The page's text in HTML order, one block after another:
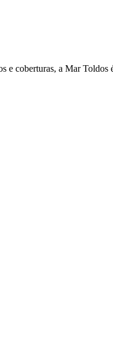
e coberturas, a Mar Toldos